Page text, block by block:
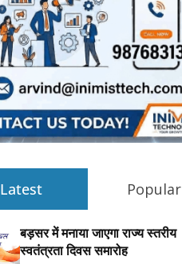
Latest Popular
बड़सर में मनाया जाएगा राज्य स्तरीय
स्वतंत्रता दिवस समारोह